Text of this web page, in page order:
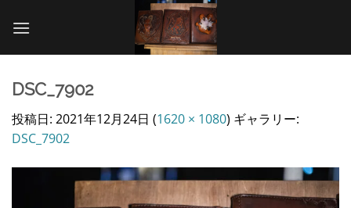
DSC_7902
投稿日: 2021年12月24日 (1620 × 1080) ギャラリー:
DSC_7902